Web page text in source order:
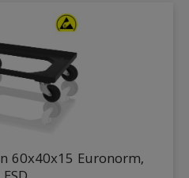
60x40x15 Euronorm,